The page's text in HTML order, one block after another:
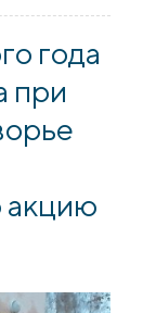
молодежных
года
при
акцию